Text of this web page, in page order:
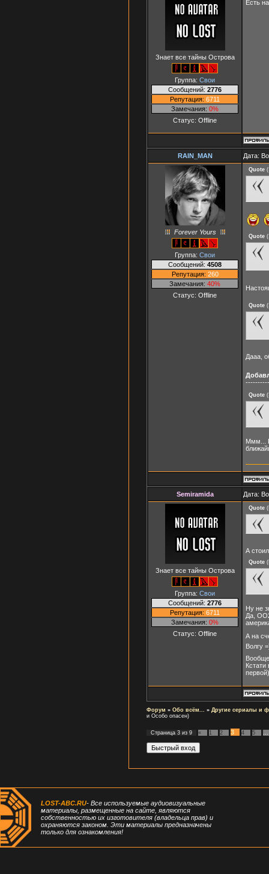
Знает все тайны Острова
Группа: Свои
Сообщений: 2776
Репутация: 6711
Замечания: 0%
Статус: Offline
Есть
RAIN_MAN Дата:
Forever Yours
Группа: Свои
Сообщений: 4508
Репутация: 260
Замечания: 40%
Статус: Offline
Quote (
Quote (
Quote (
Дааа,
Quote (
Ммм...
Semiramida Дата:
Знает все тайны Острова
Группа: Свои
Сообщений: 2776
Репутация: 6711
Замечания: 0%
Статус: Offline
Quote (
А
Quote (
Ну не
Да,
А на
Волгу
первой)
Форум » Обо всём... » Другие сериалы и
и Особо опасен)
Страница 3 из 9 « 1 2 3 4 5
LOST-ABC.RU- Все используемые аудиовизуальные
материалы, размещенные на сайте, являются
собственностью их изготовителя (владельца прав) и
охраняются законом. Эти материалы предназначены
только для ознакомления!